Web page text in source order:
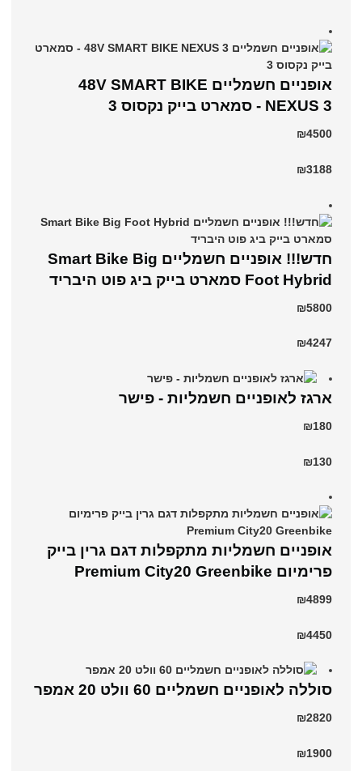
אופניים חשמליים 48V SMART BIKE
NEXUS 3 - סמארט בייק נקסוס 3
₪4500
₪3188
חדש!!! אופניים חשמליים Smart Bike Big
Foot Hybrid סמארט בייק ביג פוט היבריד
₪5800
₪4247
ארגז לאופניים חשמליות - פישר
₪180
₪130
אופניים חשמליות מתקפלות דגם גרין בייק
פרימיום Premium City20 Greenbike
₪4899
₪4450
סוללה לאופניים חשמליים 60 וולט 20 אמפר
₪2820
₪1900